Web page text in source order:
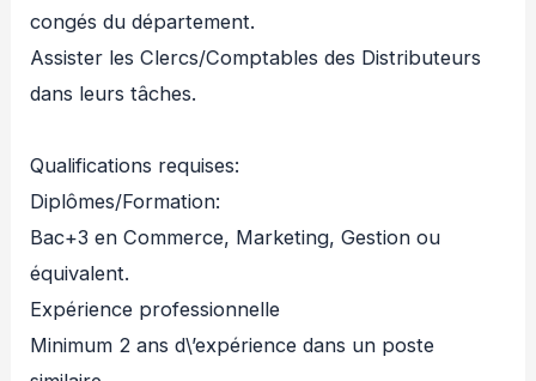
congés du département.
Assister les Clercs/Comptables des Distributeurs
dans leurs tâches.
Qualifications requises:
Diplômes/Formation:
Bac+3 en Commerce, Marketing, Gestion ou
équivalent.
Expérience professionnelle
Minimum 2 ans d\’expérience dans un poste